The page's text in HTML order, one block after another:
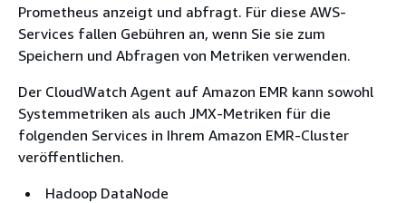
Prometheus anzeigt und abfragt. Für diese AWS-
Services fallen Gebühren an, wenn Sie sie zum
Speichern und Abfragen von Metriken verwenden.
Der CloudWatch Agent auf Amazon EMR kann sowohl
Systemmetriken als auch JMX-Metriken für die
folgenden Services in Ihrem Amazon EMR-Cluster
veröffentlichen.
Hadoop DataNode